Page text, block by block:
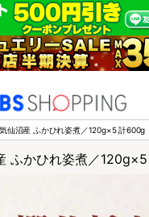
仙沼産 ふかひれ姿煮／120g×5 計600g
ふかひれ姿煮／